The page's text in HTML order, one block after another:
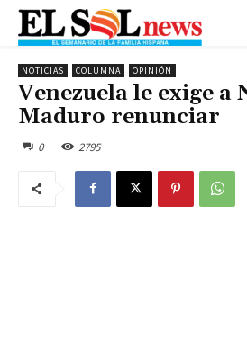
NOTICIAS COLUMNA OPINIÓN
Venezuela le exige a
Maduro renunciar
0 2795